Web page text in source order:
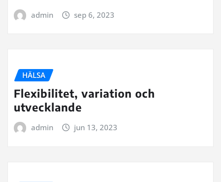
admin sep 6, 2023
HÄLSA
Flexibilitet, variation och
utvecklande
admin jun 13, 2023